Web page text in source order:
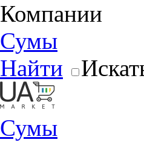
Компании
Сумы
Найти
Сумы